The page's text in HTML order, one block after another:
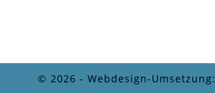
© 2026 - Webdesign-Umsetzung: